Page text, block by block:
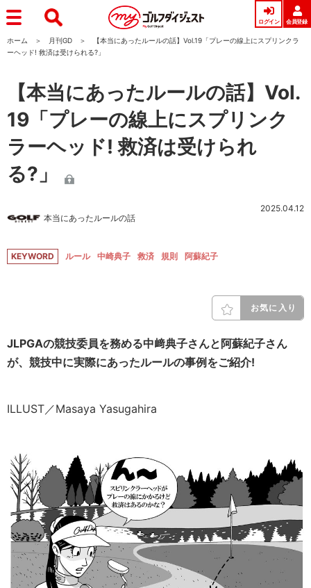
ログイン 会員登録
ホーム 月刊GD
【本当にあったルールの話】Vol.19「プレーの線上にスプリンクラ
ーヘッド! 救済は受けられる?」
【本当にあったルールの話】Vol.
19「プレーの線上にスプリンク
ラーヘッド! 救済は受けられ
る?」
本当にあったルールの話
2025.04.12
KEYWORD ルール 中崎典子 救済 規則 阿蘇紀子
お気に入り
JLPGAの競技委員を務める中﨑典子さんと阿蘇紀子さん
が、競技中に実際にあったルールの事例をご紹介!
ILLUST／Masaya Yasugahira